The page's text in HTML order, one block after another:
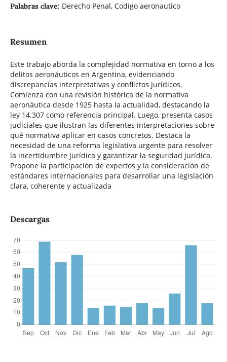
Palabras clave: Derecho Penal, Codigo aeronautico
Resumen
Este trabajo aborda la complejidad normativa en torno a los
delitos aeronáuticos en Argentina, evidenciando
discrepancias interpretativas y conflictos jurídicos.
Comienza con una revisión histórica de la normativa
aeronáutica desde 1925 hasta la actualidad, destacando la
ley 14.307 como referencia principal. Luego, presenta casos
judiciales que ilustran las diferentes interpretaciones sobre
qué normativa aplicar en casos concretos. Destaca la
necesidad de una reforma legislativa urgente para resolver
la incertidumbre jurídica y garantizar la seguridad jurídica.
Propone la participación de expertos y la consideración de
estándares internacionales para desarrollar una legislación
clara, coherente y actualizada
Descargas